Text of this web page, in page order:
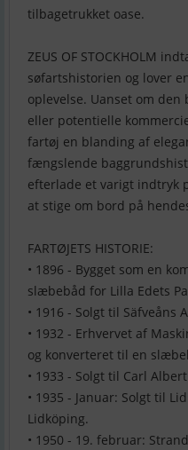
tilbagetrukket oase.
ZEUS OF STOCKHOLM
søfartshistorien og lover
oplevelse. Uanset om
eller potentielle
fartøj en blanding af
fængslende
efterlade et varigt indtryk
at stige om bord på
FARTØJETS HISTORIE:
• 1896 - Bygget som en
slæbebåd for Lilla Edets
• 1916 - Solgt til Säfveåns
• 1932 - Erhvervet af
og konverteret til en
• 1933 - Solgt til Carl
• 1935 - Januar: Solgt til
Lidköping.
• 1950 - 19. februar: